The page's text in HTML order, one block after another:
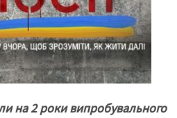
на 2 роки випробувального